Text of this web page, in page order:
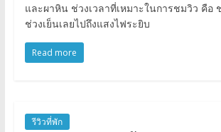
และผาหิน ช่วงเวลาที่เหมาะในการชมวิว คือ
ช่วงเย็นเลยไปถึงแสงไฟระยิบ
Read more
รีวิวที่พัก